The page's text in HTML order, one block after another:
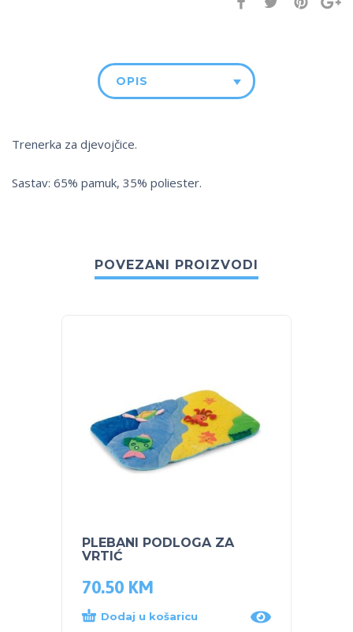
OPIS
Trenerka za djevojčice.
Sastav: 65% pamuk, 35% poliester.
POVEZANI PROIZVODI
PLEBANI PODLOGA ZA
VRTIĆ
70.50 KM
Dodaj u košaricu